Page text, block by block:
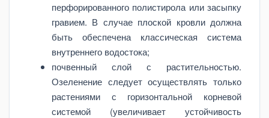
перфорированного полистирола или засыпку
гравием. В случае плоской кровли должна
быть обеспечена классическая система
внутреннего водостока;
почвенный слой с растительностью.
Озеленение следует осуществлять только
растениями с горизонтальной корневой
системой (увеличивает устойчивость